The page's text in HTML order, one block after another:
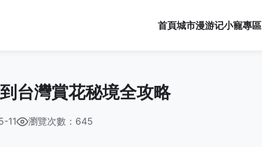
首頁城市漫游记小寵專區
台灣賞花秘境全攻略
11 瀏覽次數：645